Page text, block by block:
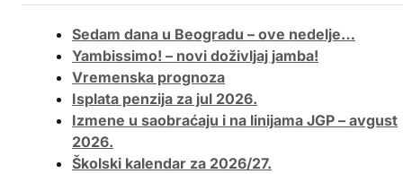
Sedam dana u Beogradu – ove nedelje…
Yambissimo! – novi doživljaj jamba!
Vremenska prognoza
Isplata penzija za jul 2026.
Izmene u saobraćaju i na linijama JGP – avgust
2026.
Školski kalendar za 2026/27.